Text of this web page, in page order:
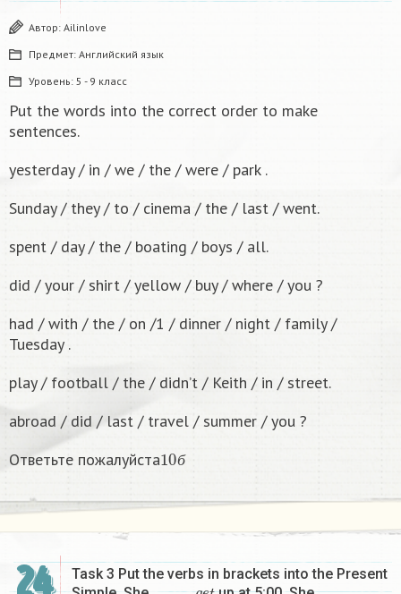
Автор: Ailinlove
Предмет: Английский язык
Уровень: 5 - 9 класс
Put the words into the correct order to make
sentences.
yesterday / in / we / the / were / park .
Sunday / they / to / cinema / the / last / went.
spent / day / the / boating / boys / all.
did / your / shirt / yellow / buy / where / you ?
had / with / the / on /1 / dinner / night / family /
Tuesday .
play / football / the / didn’t / Keith / in / street.
abroad / did / last / travel / summer / you ?
Ответьте пожалуйста
б
10 б
24
Task 3 Put the verbs in brackets into the Present
g et